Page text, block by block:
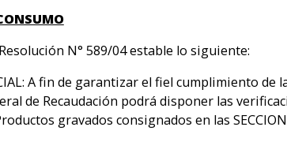
N° 589/04 estable lo siguiente:
A fin de garantizar el fiel cumplimiento
de Recaudación podrá disponer las
gravados consignados en las